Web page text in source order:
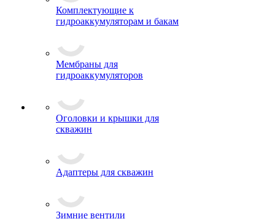
Комплектующие к
гидроаккумуляторам и бакам
Мембраны для
гидроаккумуляторов
Оголовки и крышки для
скважин
Адаптеры для скважин
Зимние вентили